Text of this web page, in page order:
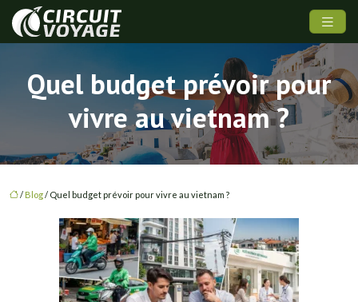
Quel budget prévoir pour
vivre au vietnam ?
/ Blog/ Quel budget prévoir pour vivre au vietnam ?